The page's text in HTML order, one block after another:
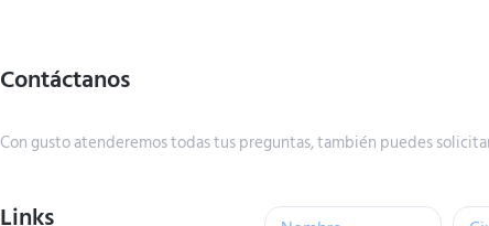
Contáctanos
Con gusto atenderemos todas tus preguntas, también puedes
Links